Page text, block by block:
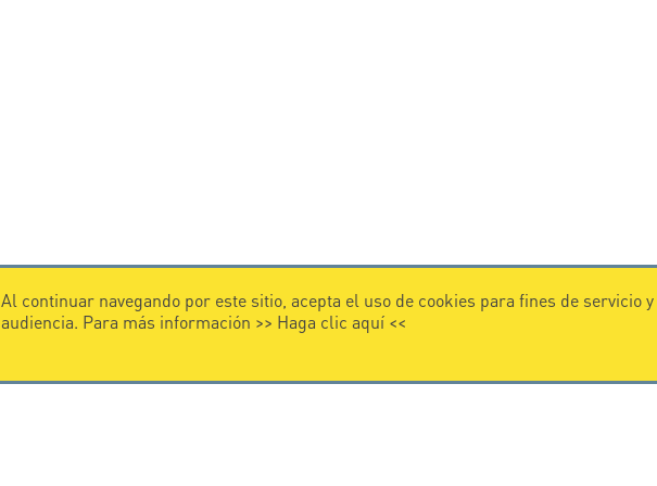
Al continuar navegando por este sitio, acepta el uso de cookies para fines de servicio
audiencia. Para más información >> Haga clic aquí<<